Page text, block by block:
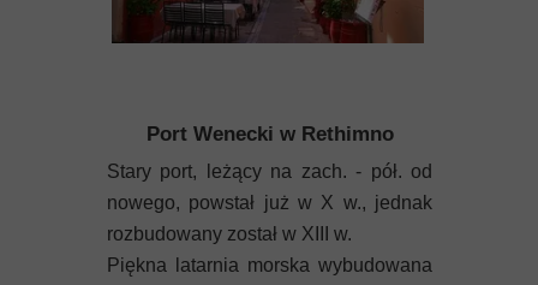
Port Wenecki w Rethimno
Stary port, leżący na zach. - pół. od
nowego, powstał już w X w., jednak
rozbudowany został w XIII w.
Piękna latarnia morska wybudowana